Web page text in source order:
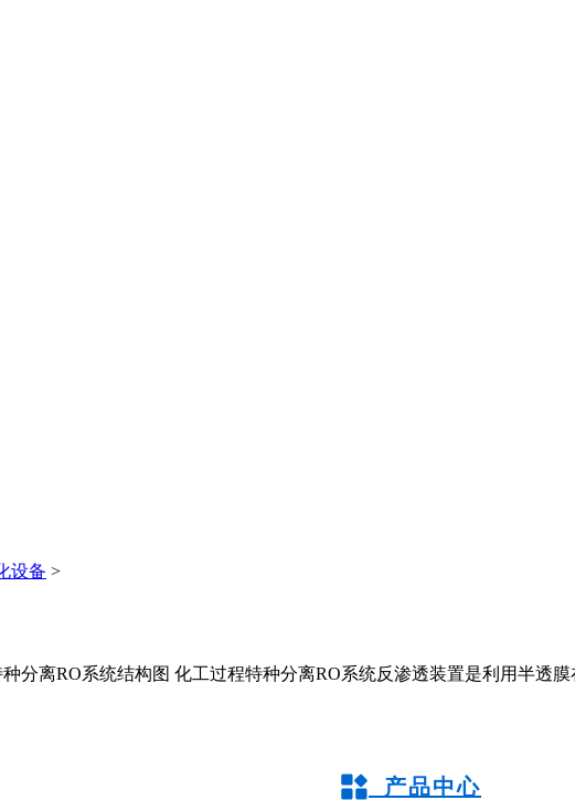
设备 >
分离RO系统结构图 化工过程特种分离RO系统反渗透装置是利用半透
产品中心